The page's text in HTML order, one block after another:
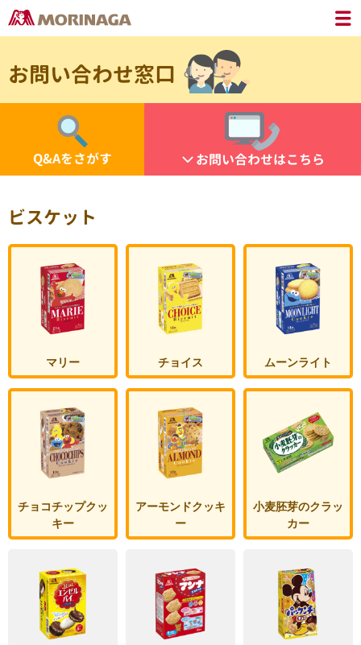
お問い合わせ窓口
Q&Aをさがす お問い合わせはこちら
ビスケット
マリー チョイス ムーンライト
チョコチップクッ
キー
アーモンドクッキ
ー
小麦胚芽のクラッ
カー